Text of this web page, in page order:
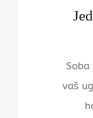
Soba
vaš